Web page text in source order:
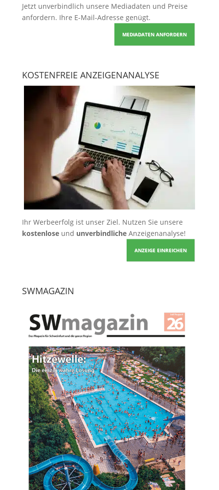
Jetzt unverbindlich unsere Mediadaten und Preise
anfordern. Ihre E-Mail-Adresse genügt.
MEDIADATEN ANFORDERN
KOSTENFREIE ANZEIGENANALYSE
Ihr Werbeerfolg ist unser Ziel. Nutzen Sie unsere
kostenloseund unverbindlicheAnzeigenanalyse!
ANZEIGE EINREICHEN
SWMAGAZIN